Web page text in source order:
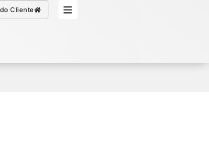
Cliente Simule seu Crédito